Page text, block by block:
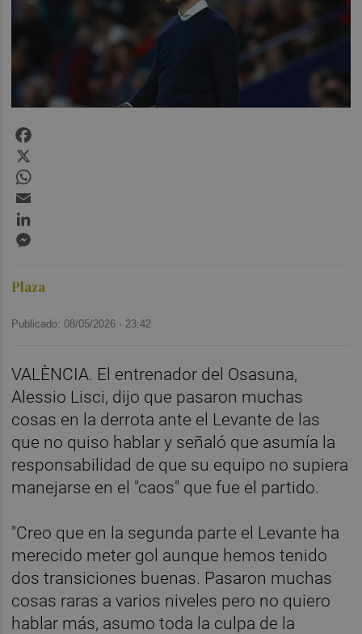
Plaza
Publicado: 08/05/2026 · 23:42
VALÈNCIA. El entrenador del Osasuna,
Alessio Lisci, dijo que pasaron muchas
cosas en la derrota ante el Levante de las
que no quiso hablar y señaló que asumía la
responsabilidad de que su equipo no supiera
manejarse en el "caos" que fue el partido.
"Creo que en la segunda parte el Levante ha
merecido meter gol aunque hemos tenido
dos transiciones buenas. Pasaron muchas
cosas raras a varios niveles pero no quiero
hablar más, asumo toda la culpa de la